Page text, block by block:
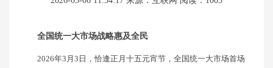
全国统一大市场战略惠及全民
2026年3月3日，恰逢正月十五元宵节，全国统一大市场首场